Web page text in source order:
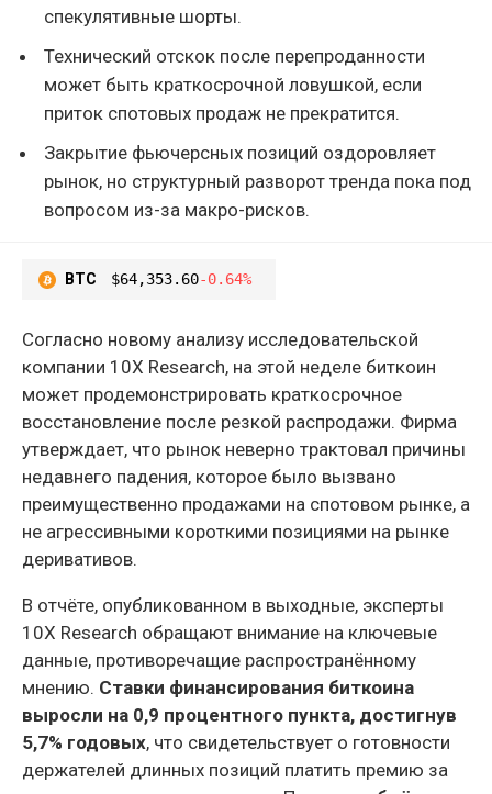
спекулятивные шорты.
Технический отскок после перепроданности
может быть краткосрочной ловушкой, если
приток спотовых продаж не прекратится.
Закрытие фьючерсных позиций оздоровляет
рынок, но структурный разворот тренда пока под
вопросом из-за макро-рисков.
BTC $64,353.60-0.64%
Согласно новому анализу исследовательской
компании 10X Research, на этой неделе биткоин
может продемонстрировать краткосрочное
восстановление после резкой распродажи. Фирма
утверждает, что рынок неверно трактовал причины
недавнего падения, которое было вызвано
преимущественно продажами на спотовом рынке, а
не агрессивными короткими позициями на рынке
деривативов.
В отчёте, опубликованном в выходные, эксперты
10X Research обращают внимание на ключевые
данные, противоречащие распространённому
мнению. Ставки финансирования биткоина
выросли на 0,9 процентного пункта, достигнув
5,7% годовых, что свидетельствует о готовности
держателей длинных позиций платить премию за